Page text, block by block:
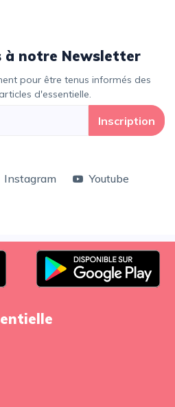
à notre Newsletter
d'essentielle.
Inscription
Instagram Youtube